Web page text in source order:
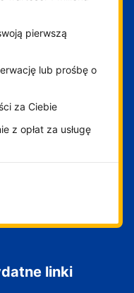
pierwszą
lub prośbę o
za Ciebie
z opłat za usługę
linki